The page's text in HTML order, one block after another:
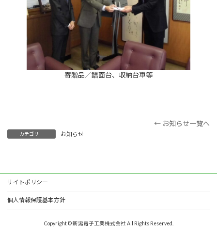
寄贈品／譜面台、収納台車等
← お知らせ一覧へ
カテゴリー お知らせ
サイトポリシー
個人情報保護基本方針
Copyright © 新潟電子工業株式会社 All Rights Reserved.